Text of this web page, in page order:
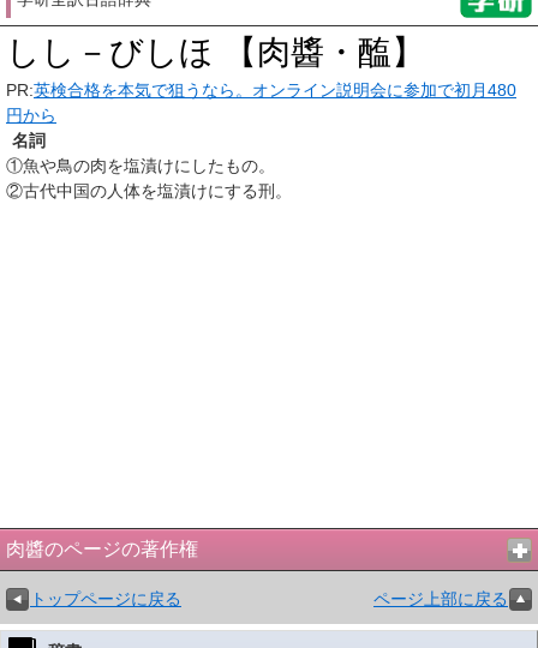
しし－びしほ 【肉醬・醢】
PR:英検合格を本気で狙うなら。オンライン説明会に参加で初月480
円から
名詞
①魚や鳥の肉を塩漬けにしたもの。
②古代中国の人体を塩漬けにする刑。
肉醬のページの著作権
トップページに戻る ページ上部に戻る